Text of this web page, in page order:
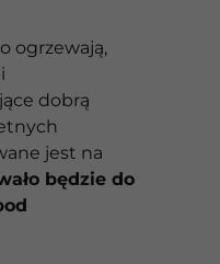
ogrzewają,
dobrą
jest na
będzie do